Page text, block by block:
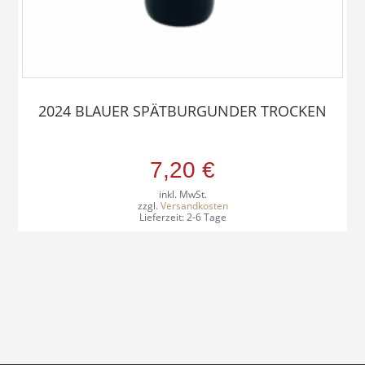
2024 BLAUER SPÄTBURGUNDER TROCKEN
7,20 €
inkl. MwSt.
zzgl.Versandkosten
Lieferzeit:2-6 Tage